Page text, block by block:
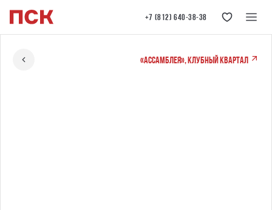
+7 (812) 640-38-38
«Ассамблея», клубный квартал